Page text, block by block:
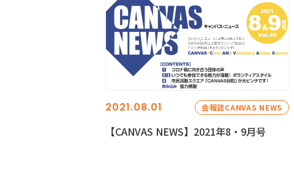
2021.08.01 会報誌CANVAS NEWS
【CANVAS NEWS】2021年8・9月号